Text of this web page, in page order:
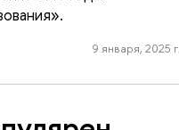
9 января, 2025 г.